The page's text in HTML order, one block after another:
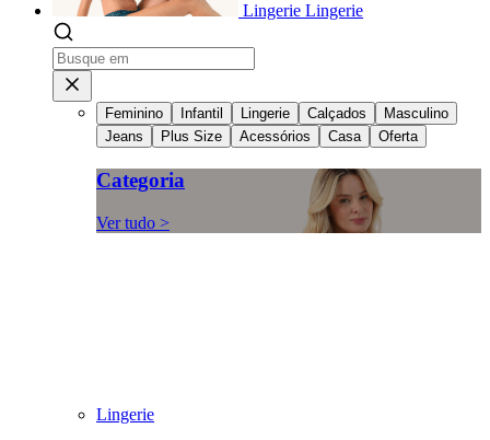
Lingerie Lingerie
Feminino Infantil Lingerie Calçados
Masculino
Jeans
Plus Size Acessórios Casa Oferta
Categoria
Ver tudo >
Lingerie